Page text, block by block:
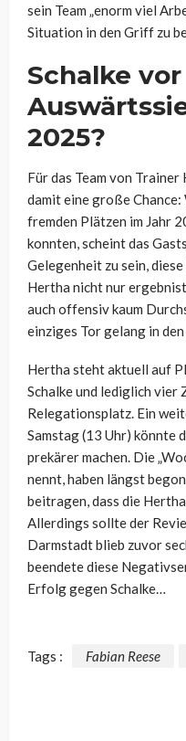
sein Team „enorm viel
Situation in den Griff zu
Schalke
2025?
Für das Team von
damit eine große
fremden Plätzen im Jahr
konnten, scheint das
Gelegenheit zu sein,
Hertha nicht nur
auch offensiv kaum
einziges Tor gelang in
Hertha steht aktuell auf
Schalke und lediglich vier
Relegationsplatz. Ein
Samstag (13 Uhr) könnte
prekärer machen. Die
nennt, haben längst
beitragen, dass die
Allerdings sollte der
Darmstadt blieb zuvor
beendete diese
Erfolg gegen Schalke…
Tags : Fabian Reese